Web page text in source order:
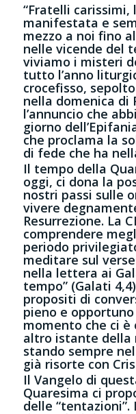
“Fratelli carissimi,
manifestata e
mezzo a noi fino
nelle vicende del
viviamo i misteri
tutto l’anno
crocefisso,
nella domenica di
l’annuncio che
giorno
che proclama la
di fede che ha
Il tempo della
oggi, ci dona la
nostri passi sulle
vivere
Resurrezione. La
comprendere
periodo
meditare sul
nella lettera ai
tempo” (Galati
propositi di
pieno e
momento che ci
altro istante della
stando sempre
già risorte con
Il Vangelo di
Quaresima ci
delle